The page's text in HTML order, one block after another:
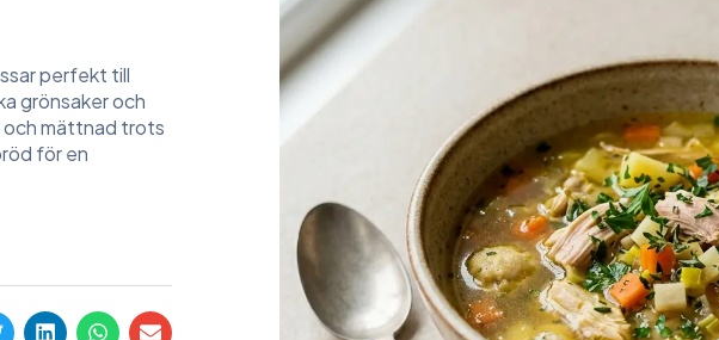
perfekt till
grönsaker och
och mättnad trots
för en